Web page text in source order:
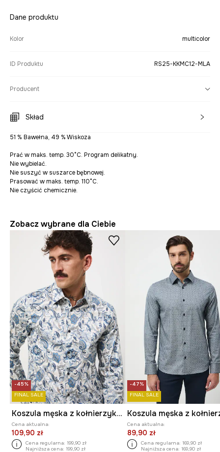
Dane produktu
Kolor multicolor
ID Produktu RS25-KKMC12-MLA
Producent
Skład
51 % Bawełna, 49 % Wiskoza
Prać w maks. temp. 30°C. Program delikatny.
Nie wybielać.
Nie suszyć w suszarce bębnowej.
Prasować w maks. temp. 110°C.
Nie czyścić chemicznie.
Zobacz wybrane dla Ciebie
-45%
FINAL SALE
Koszula męska z kołnierzykiem klasycznym wzorzysta
Cena aktualna:
109,90 zł
Cena regularna: 199,90 zł
Najniższa cena: 199,90 zł
-47%
FINAL SALE
Cena aktualna:
89,90 zł
Cena regularna: 169,90 zł
Najniższa cena: 169,90 zł